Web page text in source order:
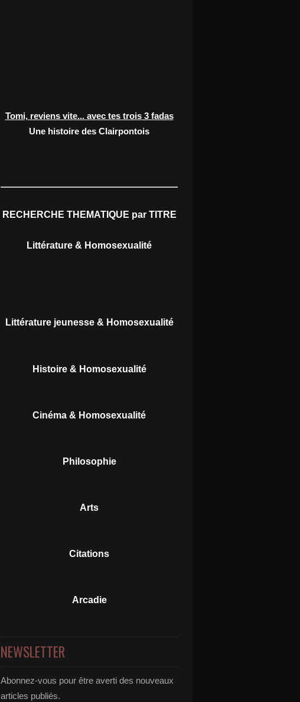
Tomi, reviens vite... avec tes trois 3 fadas
Une histoire des Clairpontois
RECHERCHE THEMATIQUE par TITRE
Littérature & Homosexualité
Littérature jeunesse & Homosexualité
Histoire & Homosexualité
Cinéma & Homosexualité
Philosophie
Arts
Citations
Arcadie
NEWSLETTER
Abonnez-vous pour être averti des nouveaux
articles publiés.